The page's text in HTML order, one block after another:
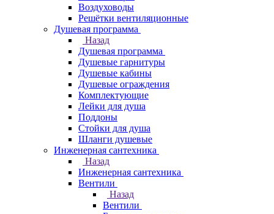
Воздуховоды
Решётки вентиляционные
Душевая программа
Назад
Душевая программа
Душевые гарнитуры
Душевые кабины
Душевые ограждения
Комплектующие
Лейки для душа
Поддоны
Стойки для душа
Шланги душевые
Инженерная сантехника
Назад
Инженерная сантехника
Вентили
Назад
Вентили